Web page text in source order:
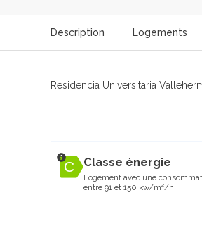
Description Logements
Residencia Universitaria
Classe énergie
Logement avec une
entre 91 et 150 kw/m²/h